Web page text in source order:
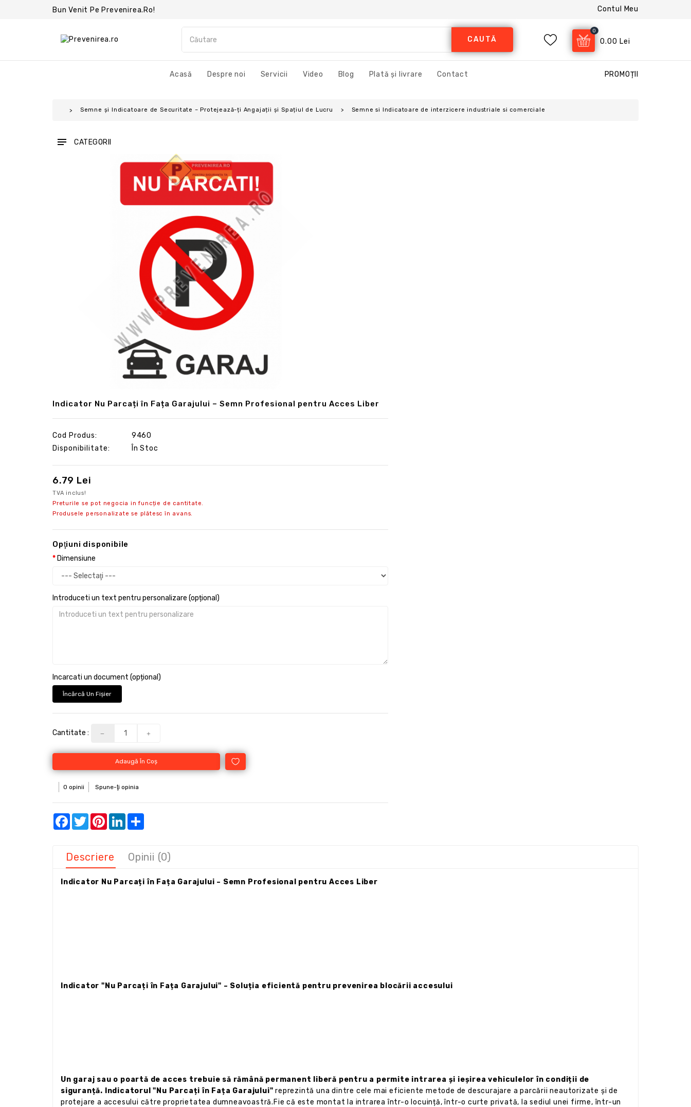
Bun Venit Pe Prevenirea.ro! Contul Meu
CAUTĂ
0
0.00 Lei
Acasă Despre noi Servicii Video Blog Plată și livrare Contact PROMOȚII
Semne și Indicatoare de Securitate – Protejează-ți Angajații și Spațiul de Lucru Semne si Indicatoare de interzicere industriale si comerciale
CATEGORII
Indicator Nu Parcați în Fața Garajului – Semn Profesional pentru Acces Liber
Cod Produs:
9460
Disponibilitate:
În Stoc
6.79 Lei
TVA inclus!
Preturile se pot negocia in funcție de cantitate.
Produsele personalizate se plătesc în avans.
Opţiuni disponibile
Dimensiune
Introduceti un text pentru personalizare (opțional)
Incarcati un document (opțional)
Încărcă Un Fişier
Cantitate :
Adaugă În Coş
0 opinii Spune-ţi opinia
Facebook
TwitterPinterestLinkedIn
Descriere Opinii (0)
Indicator Nu Parcați în Fața Garajului – Semn Profesional pentru Acces Liber
Indicator "Nu Parcați în Fața Garajului" – Soluția eficientă pentru prevenirea blocării accesului
Un garaj sau o poartă de acces trebuie să rămână permanent liberă pentru a permite intrarea și ieșirea vehiculelor în condiții de
siguranță. Indicatorul "Nu Parcați în Fața Garajului" reprezintă una dintre cele mai eficiente metode de descurajare a parcării neautorizate și de
protejare a accesului către proprietatea dumneavoastră.Fie că este montat la intrarea într-o locuință, într-o curte privată, la sediul unei firme, într-un